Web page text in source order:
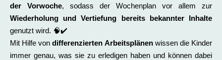
der Vorwoche, sodass der Wochenplan vor allem zur
Wiederholung und Vertiefung bereits bekannter Inhalte
genutzt wird. 🧠✔️
Mit Hilfe vondifferenzierten Arbeitsplänenwissen die Kinder
immer genau, was sie zu erledigen haben und können dabei